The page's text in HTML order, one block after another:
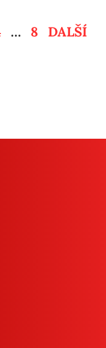
… 8 DALŠÍ